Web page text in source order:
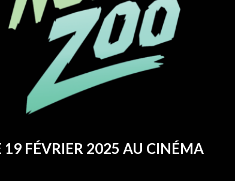
19 FÉVRIER 2025 AU CINÉMA